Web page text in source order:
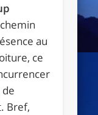
au
ce
de
Bref,